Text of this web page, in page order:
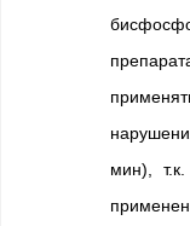
мин), т.к.